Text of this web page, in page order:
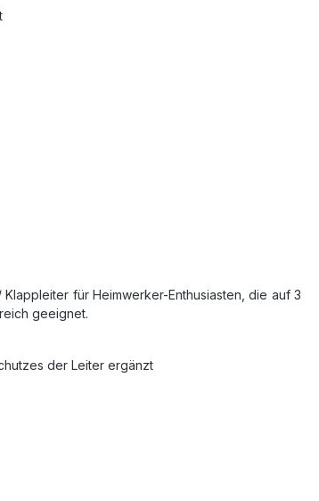
für Heimwerker-Enthusiasten, die auf 3
geeignet.
der Leiter ergänzt